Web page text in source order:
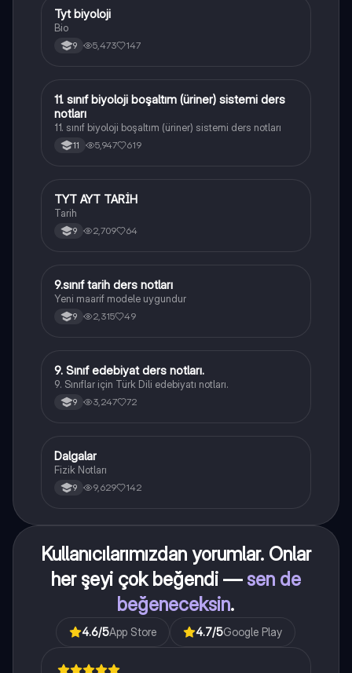
Biyoloji
Tyt biyoloji
Bio
9 5,473 147
Biyoloji
11. sınıf biyoloji boşaltım (üriner) sistemi ders
notları
11. sınıf biyoloji boşaltım (üriner) sistemi ders notları
11 5,947 619
Tarih
TYT AYT TARİH
Tarih
9 2,709 64
Tarih
9.sınıf tarih ders notları
Yeni maarif modele uygundur
9 2,315 49
Türk Dili ve Edebiyatı
9. Sınıf edebiyat ders notları.
9. Sınıflar için Türk Dili edebiyatı notları.
9 3,247 72
Fizik
Dalgalar
Fizik Notları
9 9,629 142
Kullanıcılarımızdan yorumlar. Onlar
her şeyi çok beğendi — sen de
beğeneceksin.
4.6/5App Store 4.7/5Google Play